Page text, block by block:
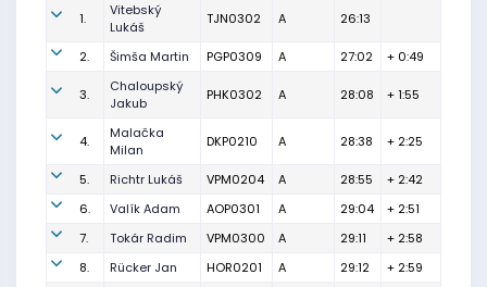
1.
Vitebský
Lukáš
TJN0302 A 26:13
2. Šimša Martin PGP0309 A 27:02 + 0:49
3.
Chaloupský
Jakub
PHK0302 A 28:08 + 1:55
4.
Malačka
Milan
DKP0210 A 28:38 + 2:25
5. Richtr Lukáš VPM0204 A 28:55
+ 2:42
6.
Valík Adam AOP0301 A 29:04
+ 2:51
7.
Tokár Radim VPM0300 A 29:11
+ 2:58
8.
Rücker Jan HOR0201 A 29:12 + 2:59